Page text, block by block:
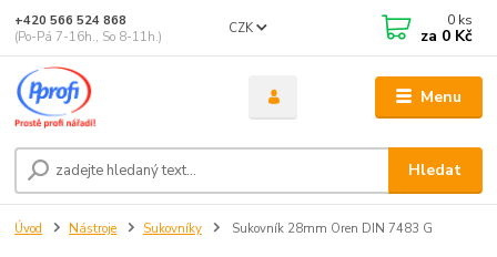
Menu
CZK
Hledat
+420 566 524 868
(Po-Pá 7-16h., So 8-11h.)
0 ks
za 0 Kč
Úvod Nástroje Sukovníky Sukovník 28mm Oren DIN 7483 G